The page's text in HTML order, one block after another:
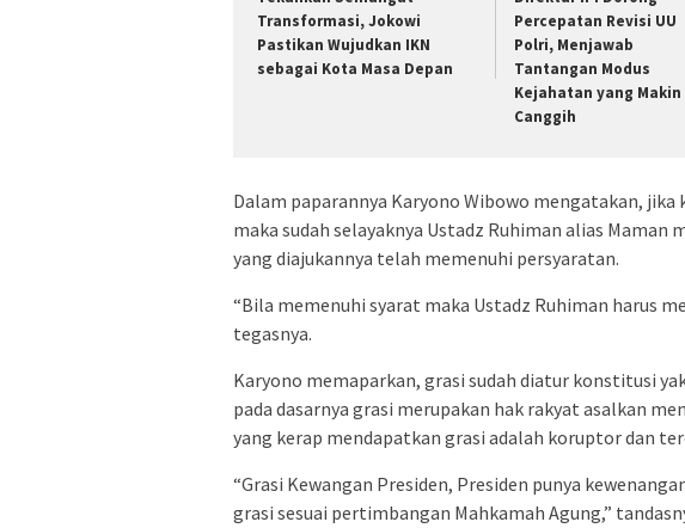
Transformasi, Jokowi
Pastikan Wujudkan IKN
sebagai Kota Masa Depan
Percepatan Revisi UU
Polri, Menjawab
Tantangan Modus
Kejahatan yang Makin
Canggih
Dalam paparannya Karyono Wibowo mengatakan,
maka sudah selayaknya Ustadz Ruhiman alias Maman
yang diajukannya telah memenuhi persyaratan.
“Bila memenuhi syarat maka Ustadz Ruhiman harus
tegasnya.
Karyono memaparkan, grasi sudah diatur konstitusi
pada dasarnya grasi merupakan hak rakyat asalkan
yang kerap mendapatkan grasi adalah koruptor dan
“Grasi Kewangan Presiden, Presiden punya
grasi sesuai pertimbangan Mahkamah Agung,”